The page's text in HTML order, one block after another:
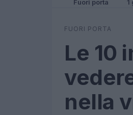
Fuori porta 1
FUORI PORTA
Le 10
nella